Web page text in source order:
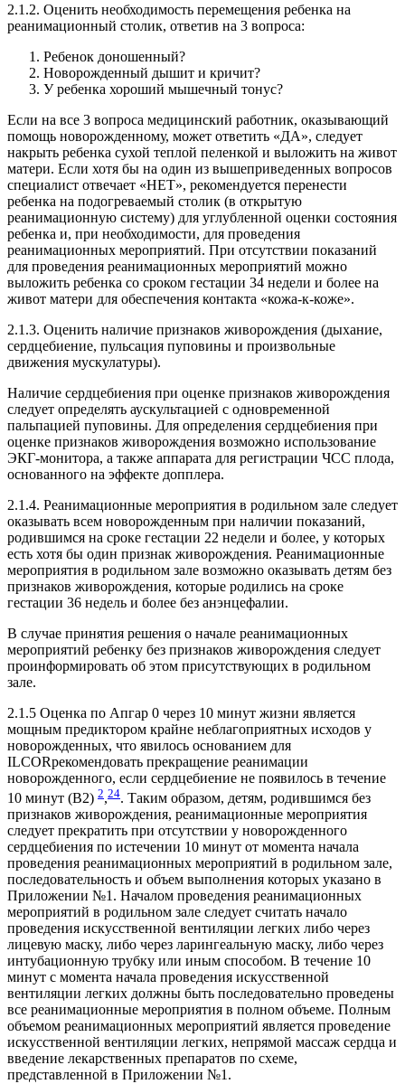
2.1.2. Оценить необходимость перемещения ребенка на
реанимационный столик, ответив на 3 вопроса:
Ребенок доношенный?
Новорожденный дышит и кричит?
У ребенка хороший мышечный тонус?
Если на все 3 вопроса медицинский работник, оказывающий
помощь новорожденному, может ответить «ДА», следует
накрыть ребенка сухой теплой пеленкой и выложить на живот
матери. Если хотя бы на один из вышеприведенных вопросов
специалист отвечает «НЕТ», рекомендуется перенести
ребенка на подогреваемый столик (в открытую
реанимационную систему) для углубленной оценки состояния
ребенка и, при необходимости, для проведения
реанимационных мероприятий. При отсутствии показаний
для проведения реанимационных мероприятий можно
выложить ребенка со сроком гестации 34 недели и более на
живот матери для обеспечения контакта «кожа-к-коже».
2.1.3. Оценить наличие признаков живорождения (дыхание,
сердцебиение, пульсация пуповины и произвольные
движения мускулатуры).
Наличие сердцебиения при оценке признаков живорождения
следует определять аускультацией с одновременной
пальпацией пуповины. Для определения сердцебиения при
оценке признаков живорождения возможно использование
ЭКГ-монитора, а также аппарата для регистрации ЧСС плода,
основанного на эффекте допплера.
2.1.4. Реанимационные мероприятия в родильном зале следует
оказывать всем новорожденным при наличии показаний,
родившимся на сроке гестации 22 недели и более, у которых
есть хотя бы один признак живорождения. Реанимационные
мероприятия в родильном зале возможно оказывать детям без
признаков живорождения, которые родились на сроке
гестации 36 недель и более без анэнцефалии.
В случае принятия решения о начале реанимационных
мероприятий ребенку без признаков живорождения следует
проинформировать об этом присутствующих в родильном
зале.
2.1.5 Оценка по Апгар 0 через 10 минут жизни является
мощным предиктором крайне неблагоприятных исходов у
новорожденных, что явилось основанием для
ILCORрекомендовать прекращение реанимации
новорожденного, если сердцебиение не появилось в течение
10 минут (В2) 2,24. Таким образом, детям, родившимся без
признаков живорождения, реанимационные мероприятия
следует прекратить при отсутствии у новорожденного
сердцебиения по истечении 10 минут от момента начала
проведения реанимационных мероприятий в родильном зале,
последовательность и объем выполнения которых указано в
Приложении №1. Началом проведения реанимационных
мероприятий в родильном зале следует считать начало
проведения искусственной вентиляции легких либо через
лицевую маску, либо через ларингеальную маску, либо через
интубационную трубку или иным способом. В течение 10
минут с момента начала проведения искусственной
вентиляции легких должны быть последовательно проведены
все реанимационные мероприятия в полном объеме. Полным
объемом реанимационных мероприятий является проведение
искусственной вентиляции легких, непрямой массаж сердца и
введение лекарственных препаратов по схеме,
представленной в Приложении №1.